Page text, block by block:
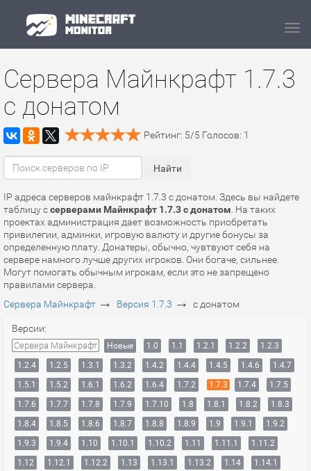
Сервера Майнкрафт 1.7.3
с донатом
Рейтинг: 5/5 Голосов: 1
IP адреса серверов майнкрафт 1.7.3 с донатом. Здесь вы найдете
таблицу ссерверами Майнкрафт 1.7.3 с донатом . На таких
проектах администрация дает возможность приобретать
привилегии, админки, игровую валюту и другие бонусы за
определенную плату. Донатеры, обычно, чувтвуют себя на
сервере намного лучше других игроков. Они богаче, сильнее.
Могут помогать обычным игрокам, если это не запрещено
правилами сервера.
Сервера Майнкрафт → Версия 1.7.3 → с донатом
Версии:
Сервера Майнкрафт Новые 1.0 1.1 1.2.1 1.2.2
1.2.3
1.2.4
1.2.5 1.3.1 1.3.2 1.4.2 1.4.4 1.4.5 1.4.6
1.4.7
1.5.1
1.5.2 1.6.1 1.6.2 1.6.4 1.7.2 1.7.3 1.7.4
1.7.5
1.7.6
1.7.7 1.7.8 1.7.9 1.7.10 1.8 1.8.1 1.8.2
1.8.3
1.8.4
1.8.5 1.8.6 1.8.7 1.8.8 1.8.9 1.9 1.9.1
1.9.2
1.9.3
1.9.4 1.10 1.10.1 1.10.2 1.11 1.11.1
1.11.2
1.12
1.12.1 1.12.2 1.13 1.13.1 1.13.2 1.14
1.14.1